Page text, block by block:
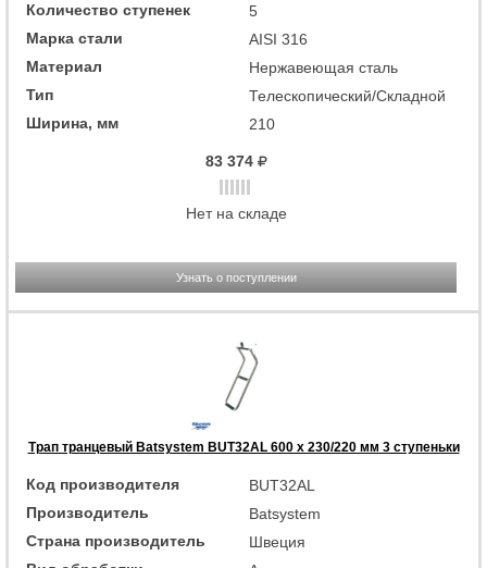
Количество ступенек
5
Марка стали
AISI 316
Материал
Нержавеющая сталь
Тип
Телескопический/Складной
Ширина, мм
210
83 374
Нет на складе
Узнать о поступлении
Трап транцевый Batsystem BUT32AL 600 x 230/220 мм 3 ступеньки
Код производителя
BUT32AL
Производитель
Batsystem
Страна производитель
Швеция